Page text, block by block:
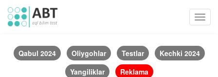
Qabul 2024 Oliygohlar Testlar
Kechki 2024
Yangiliklar
Reklama